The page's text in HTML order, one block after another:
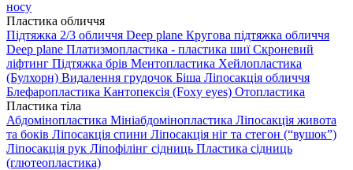
носу
Пластика обличчя
Підтяжка 2/3 обличчя Deep plane Кругова підтяжка обличчя
Deep plane Платизмопластика - пластика шиї Скроневий
ліфтинг Підтяжка брів Ментопластика Хейлопластика
(Булхорн) Видалення грудочок Біша Ліпосакція обличчя
Блефаропластика Кантопексія (Foxy eyes) Отопластика
Пластика тіла
Абдомінопластика Мініабдомінопластика Ліпосакція живота
та боків Ліпосакція спини Ліпосакція ніг та стегон (“вушок”)
Ліпосакція рук Ліпофілінг сідниць Пластика сідниць
(глютеопластика)